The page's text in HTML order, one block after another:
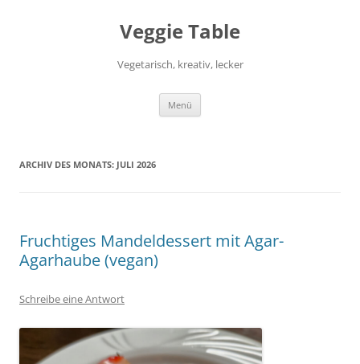
Veggie Table
Vegetarisch, kreativ, lecker
Menü
ARCHIV DES MONATS: JULI 2026
Fruchtiges Mandeldessert mit Agar-
Agarhaube (vegan)
Schreibe eine Antwort